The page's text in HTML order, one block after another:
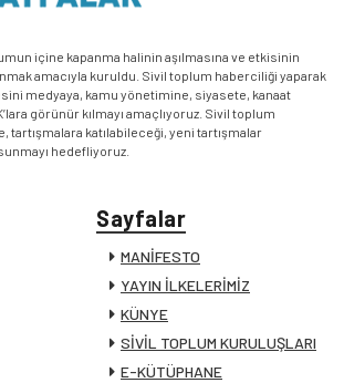
içine kapanma halinin aşılmasına ve etkisinin
amacıyla kuruldu. Sivil toplum haberciliği yaparak
medyaya, kamu yönetimine, siyasete, kanaat
görünür kılmayı amaçlıyoruz. Sivil toplum
tartışmalara katılabileceği, yeni tartışmalar
hedefliyoruz.
Sayfalar
MANİFESTO
YAYIN İLKELERİMİZ
KÜNYE
SİVİL TOPLUM KURULUŞLARI
E-KÜTÜPHANE